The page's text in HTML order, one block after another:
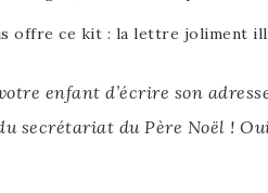
offre ce kit : la lettre joliment
enfant d’écrire son
secrétariat du Père Noël !